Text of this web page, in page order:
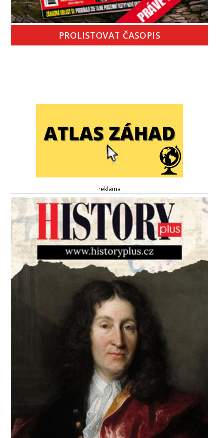
PROLISTOVAT ČASOPIS
reklama